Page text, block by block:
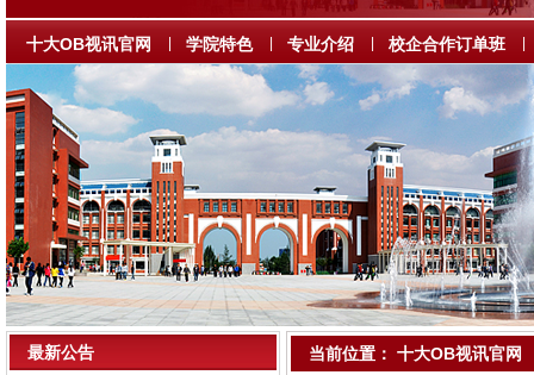
十大OB视讯官网 学院特色 专业介绍 校企合作订单班
最新公告 当前位置： 十大OB视讯官网